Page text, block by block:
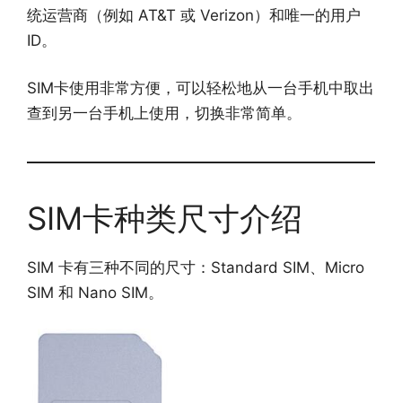
统运营商（例如 AT&T 或 Verizon）和唯一的用户
ID。
SIM卡使用非常方便，可以轻松地从一台手机中取出
查到另一台手机上使用，切换非常简单。
SIM卡种类尺寸介绍
SIM 卡有三种不同的尺寸：Standard SIM、Micro
SIM 和 Nano SIM。